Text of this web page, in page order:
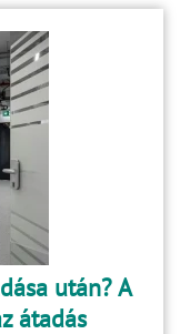
után? A
átadás